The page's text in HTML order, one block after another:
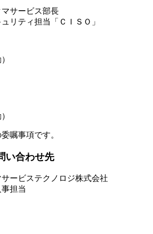
サービス部長
リティ担当「ＣＩＳＯ」
嘱事項です。
い合わせ先
ービステクノロジ株式会社
担当